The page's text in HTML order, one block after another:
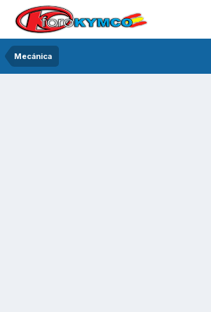
Mecánica